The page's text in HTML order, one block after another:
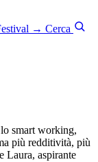
→ Cerca
smart working,
più redditività, più
Laura, aspirante